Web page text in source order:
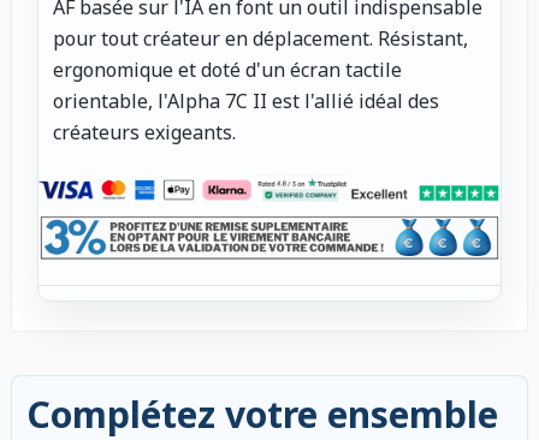
AF basée sur l'IA en font un outil indispensable
pour tout créateur en déplacement. Résistant,
ergonomique et doté d'un écran tactile
orientable, l'Alpha 7C II est l'allié idéal des
créateurs exigeants.
Complétez votre ensemble